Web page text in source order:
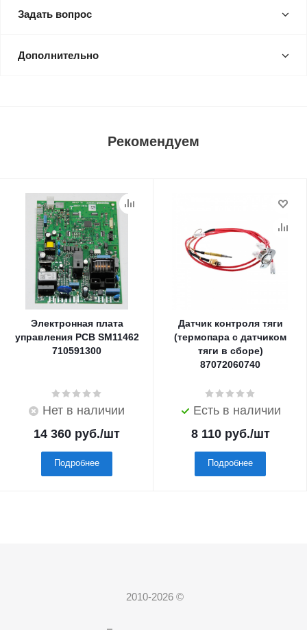
Задать вопрос
Дополнительно
Рекомендуем
Электронная плата
управления PCB SM11462
710591300
Нет в наличии
14 360 руб./шт
Подробнее
Датчик контроля тяги
(термопара с датчиком
тяги в сборе)
87072060740
Есть в наличии
8 110руб./шт
Подробнее
2010-2026 ©